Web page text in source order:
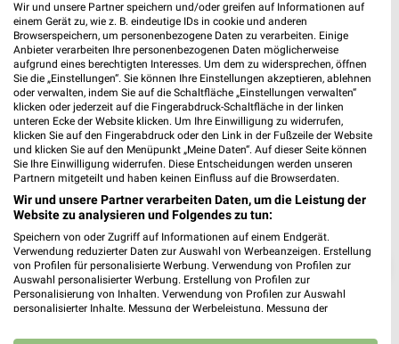
PROSPEKT BLÄTTERN
Wir und unsere Partner speichern und/oder greifen auf Informationen auf
einem Gerät zu, wie z. B. eindeutige IDs in cookie und anderen
Browserspeichern, um personenbezogene Daten zu verarbeiten. Einige
Anbieter verarbeiten Ihre personenbezogenen Daten möglicherweise
aufgrund eines berechtigten Interesses. Um dem zu widersprechen, öffnen
Sie die „Einstellungen“. Sie können Ihre Einstellungen akzeptieren, ablehnen
oder verwalten, indem Sie auf die Schaltfläche „Einstellungen verwalten“
klicken oder jederzeit auf die Fingerabdruck-Schaltfläche in der linken
unteren Ecke der Website klicken. Um Ihre Einwilligung zu widerrufen,
klicken Sie auf den Fingerabdruck oder den Link in der Fußzeile der Website
und klicken Sie auf den Menüpunkt „Meine Daten“. Auf dieser Seite können
Sie Ihre Einwilligung widerrufen. Diese Entscheidungen werden unseren
Partnern mitgeteilt und haben keinen Einfluss auf die Browserdaten.
Wir und unsere Partner verarbeiten Daten, um die Leistung der
Website zu analysieren und Folgendes zu tun:
Speichern von oder Zugriff auf Informationen auf einem Endgerät.
Verwendung reduzierter Daten zur Auswahl von Werbeanzeigen. Erstellung
von Profilen für personalisierte Werbung. Verwendung von Profilen zur
Auswahl personalisierter Werbung. Erstellung von Profilen zur
Personalisierung von Inhalten. Verwendung von Profilen zur Auswahl
personalisierter Inhalte. Messung der Werbeleistung. Messung der
Kombinationen von Daten aus verschiedenen Quellen. Entwicklung und